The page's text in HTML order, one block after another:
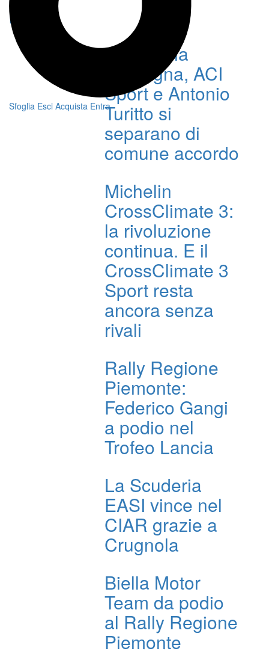
Sfoglia Esci Acquista Entra
News
Rally Italia
Sardegna, ACI
Sport e Antonio
Turitto si
separano di
comune accordo
Michelin
CrossClimate 3:
la rivoluzione
continua. E il
CrossClimate 3
Sport resta
ancora senza
rivali
Rally Regione
Piemonte:
Federico Gangi
a podio nel
Trofeo Lancia
La Scuderia
EASI vince nel
CIAR grazie a
Crugnola
Biella Motor
Team da podio
al Rally Regione
Piemonte